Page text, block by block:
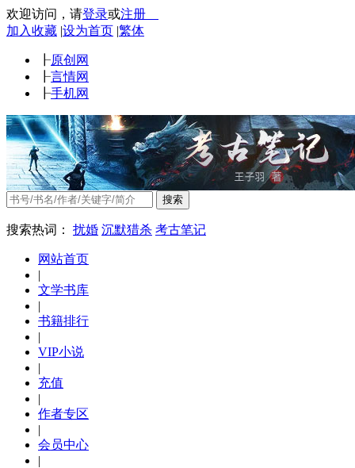
欢迎访问 ， 请登录或注册
加入收藏 |设为首页 |繁体
┠原创网
┠言情网
┠手机网
搜索
搜索热词： 扰婚 沉默猎杀 考古笔记
网站首页
|
文学书库
|
书籍排行
|
VIP小说
|
充值
|
作者专区
|
会员中心
|